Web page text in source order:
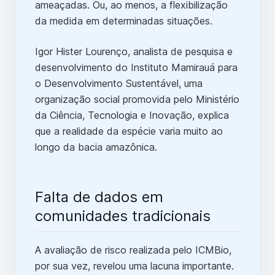
ameaçadas. Ou, ao menos, a flexibilização
da medida em determinadas situações.
Igor Hister Lourenço, analista de pesquisa e
desenvolvimento do Instituto Mamirauá para
o Desenvolvimento Sustentável, uma
organização social promovida pelo Ministério
da Ciência, Tecnologia e Inovação, explica
que a realidade da espécie varia muito ao
longo da bacia amazônica.
Falta de dados em
comunidades tradicionais
A avaliação de risco realizada pelo ICMBio,
por sua vez, revelou uma lacuna importante.